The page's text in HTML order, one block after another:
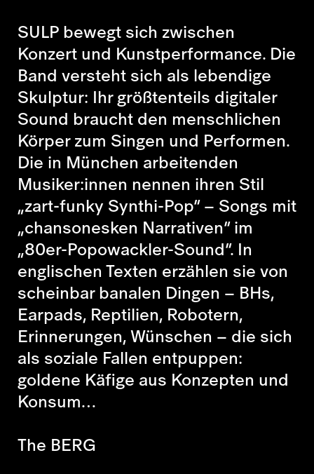
SULP bewegt sich zwischen
Konzert und Kunstperformance. Die
Band versteht sich als lebendige
Skulptur: Ihr größtenteils digitaler
Sound braucht den menschlichen
Körper zum Singen und Performen.
Die in München arbeitenden
Musiker:innen nennen ihren Stil
„zart-funky Synthi-Pop“ – Songs mit
„chansonesken Narrativen“ im
„80er-Popowackler-Sound“. In
englischen Texten erzählen sie von
scheinbar banalen Dingen – BHs,
Earpads, Reptilien, Robotern,
Erinnerungen, Wünschen – die sich
als soziale Fallen entpuppen:
goldene Käfige aus Konzepten und
Konsum…
The BERG